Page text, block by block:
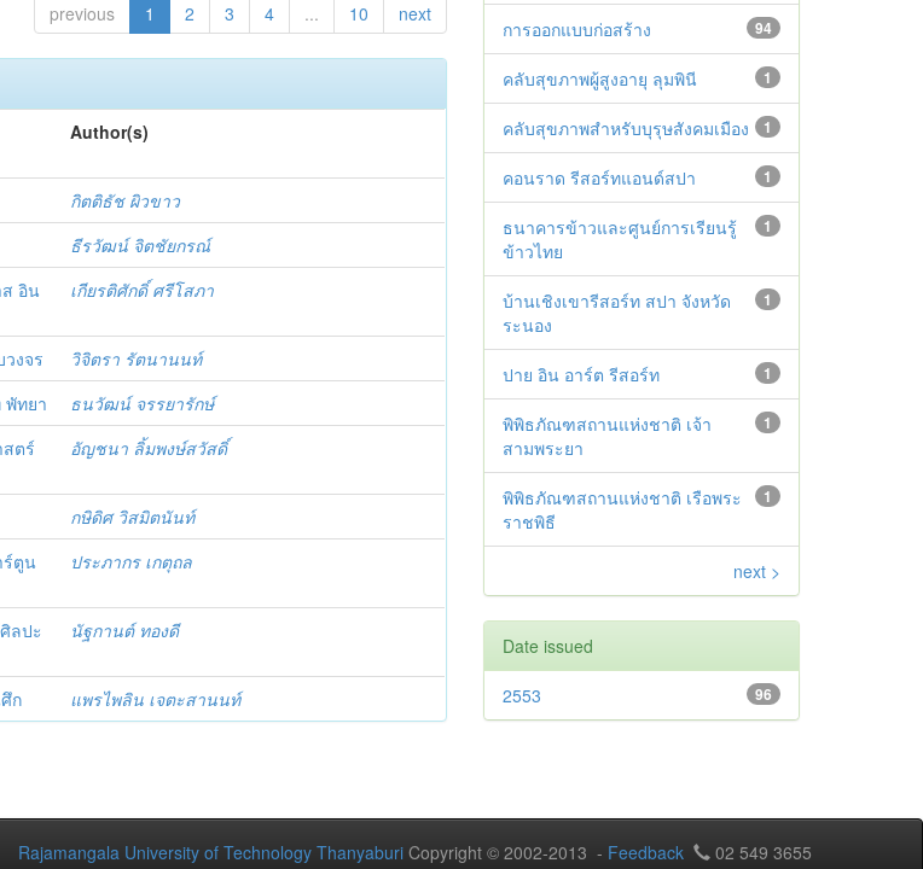
previous 1 2 3 4 ... 10 next
Author(s)
กิตติธัช ผิวขาว
ธีรวัฒน์ จิตชัยกรณ์
อิน
เกียรติศักดิ์ ศรีโสภา
งจร
วิจิตรา รัตนานนท์
พัทยา
ธนวัฒน์ จรรยารักษ์
ตร์
อัญชนา ลิ้มพงษ์สวัสดิ์
กษิดิศ วิสมิตนันท์
ร์ตูน
ประภากร เกตุถล
ลปะ
นัฐกานต์ ทองดี
ก แพรไพลิน เจตะสานนท์
94
การออกแบบก่อสร้าง
1
คลับสุขภาพผู้สูงอายุ ลุมพินี
1
คลับสุขภาพสำหรับบุรุษสังคมเมือง
1
คอนราด รีสอร์ทแอนด์สปา
1
ธนาคารข้าวและศูนย์การเรียนรู้
ข้าวไทย
1
บ้านเชิงเขารีสอร์ท สปา จังหวัด
ระนอง
1
ปาย อิน อาร์ต รีสอร์ท
1
พิพิธภัณฑสถานแห่งชาติ เจ้า
สามพระยา
1
พิพิธภัณฑสถานแห่งชาติ เรือพระ
ราชพิธี
next >
Date issued
96
2553
Rajamangala University of Technology Thanyaburi Copyright © 2002-2013 - Feedback 02 549 3655